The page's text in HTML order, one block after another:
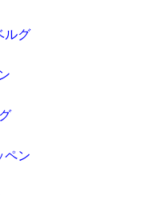
ルグ
ペン